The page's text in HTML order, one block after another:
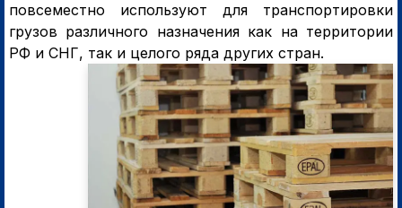
повсеместно используют для транспортировки
грузов различного назначения как на территории
РФ и СНГ, так и целого ряда других стран.